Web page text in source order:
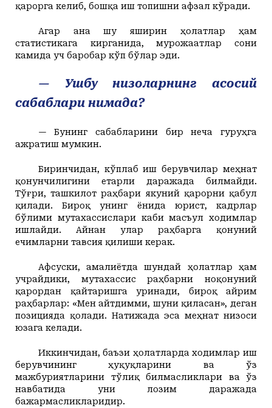
қарорга келиб, бошқа иш топишни афзал кўради.
Агар ана шу яширин ҳолатлар ҳам
статистикага кирганида, мурожаатлар сони
камида уч баробар кўп бўлар эди.
— Ушбу низоларнинг асосий
сабаблари нимада?
— Бунинг сабабларини бир неча гуруҳга
ажратиш мумкин.
Биринчидан, кўплаб иш берувчилар меҳнат
қонунчилигини етарли даражада билмайди.
Тўғри, ташкилот раҳбари якуний қарорни қабул
қилади. Бироқ унинг ёнида юрист, кадрлар
бўлими мутахассислари каби масъул ходимлар
ишлайди. Айнан улар раҳбарга қонуний
ечимларни тавсия қилиши керак.
Афсуски, амалиётда шундай ҳолатлар ҳам
учрайдики, мутахассис раҳбарни ноқонуний
қарордан қайтаришга уринади, бироқ айрим
раҳбарлар: «Мен айтдимми, шуни қиласан», деган
позицияда қолади. Натижада эса меҳнат низоси
юзага келади.
Иккинчидан, баъзи ҳолатларда ходимлар иш
берувчининг ҳуқуқларини ва
ўз
мажбуриятларини тўлиқ билмасликлари ва ўз
навбатида уни лозим даражада
бажармасликларидир.